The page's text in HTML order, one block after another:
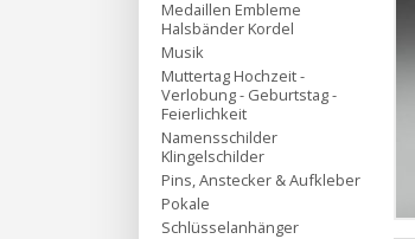
Medaillen Embleme
Halsbänder Kordel
Musik
Muttertag Hochzeit -
Verlobung - Geburtstag -
Feierlichkeit
Namensschilder
Klingelschilder
Pins, Anstecker & Aufkleber
Pokale
Schlüsselanhänger